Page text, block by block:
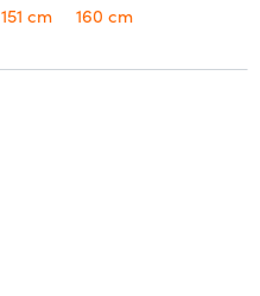
151 cm 160 cm